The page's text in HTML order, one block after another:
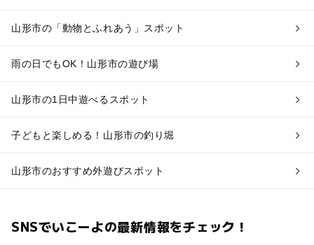
山形市の「動物とふれあう」スポット
雨の日でもOK！山形市の遊び場
山形市の1日中遊べるスポット
子どもと楽しめる！山形市の釣り堀
山形市のおすすめ外遊びスポット
SNSでいこーよの最新情報をチェック！